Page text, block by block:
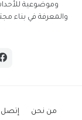
وموضوعية
والمعرفة في بناء
من نحن إتصل